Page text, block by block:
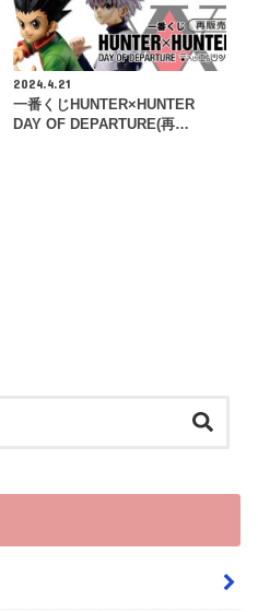
2024.4.21
一番くじHUNTER×HUNTER
DAY OF DEPARTURE(再…